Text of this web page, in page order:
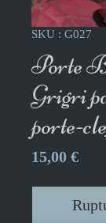
SKU : G027
Porte
Grigri
porte-
15,00 €Prix